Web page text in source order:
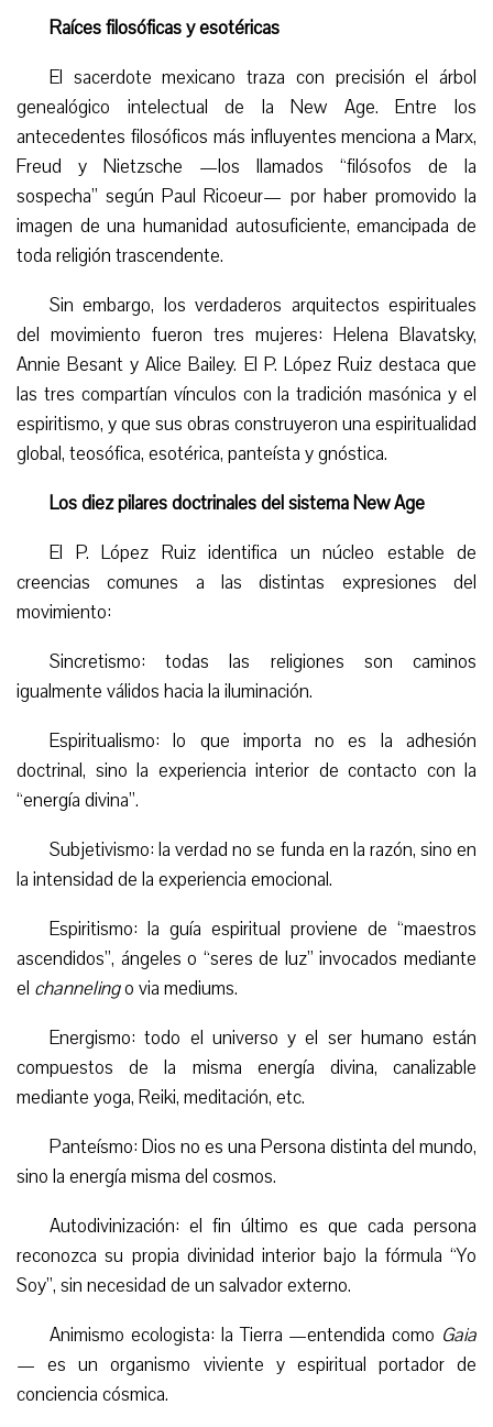
Raíces filosóficas y esotéricas
El sacerdote mexicano traza con precisión el árbol
genealógico intelectual de la New Age. Entre los
antecedentes filosóficos más influyentes menciona a Marx,
Freud y Nietzsche —los llamados “filósofos de la
sospecha” según Paul Ricoeur— por haber promovido la
imagen de una humanidad autosuficiente, emancipada de
toda religión trascendente.
Sin embargo, los verdaderos arquitectos espirituales
del movimiento fueron tres mujeres: Helena Blavatsky,
Annie Besant y Alice Bailey. El P. López Ruiz destaca que
las tres compartían vínculos con la tradición masónica y el
espiritismo, y que sus obras construyeron una espiritualidad
global, teosófica, esotérica, panteísta y gnóstica.
Los diez pilares doctrinales del sistema New Age
El P. López Ruiz identifica un núcleo estable de
creencias comunes a las distintas expresiones del
movimiento:
Sincretismo: todas las religiones son caminos
igualmente válidos hacia la iluminación.
Espiritualismo: lo que importa no es la adhesión
doctrinal, sino la experiencia interior de contacto con la
“energía divina”.
Subjetivismo: la verdad no se funda en la razón, sino en
la intensidad de la experiencia emocional.
Espiritismo: la guía espiritual proviene de “maestros
ascendidos”, ángeles o “seres de luz” invocados mediante
el channelingo via mediums.
Energismo: todo el universo y el ser humano están
compuestos de la misma energía divina, canalizable
mediante yoga, Reiki, meditación, etc.
Panteísmo: Dios no es una Persona distinta del mundo,
sino la energía misma del cosmos.
Autodivinización: el fin último es que cada persona
reconozca su propia divinidad interior bajo la fórmula “Yo
Soy”, sin necesidad de un salvador externo.
Animismo ecologista: la Tierra —entendida como Gaia
— es un organismo viviente y espiritual portador de
conciencia cósmica.